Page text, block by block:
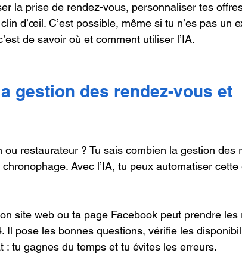
la prise de rendez-vous, personnaliser tes
d’œil. C’est possible, même si tu n’es pas un
de savoir où et comment utiliser l’IA.
gestion des rendez-vous et
ou restaurateur ? Tu sais combien la gestion
Avec l’IA, tu peux automatiser cette
site web ou ta page Facebook peut prendre
Il pose les bonnes questions, vérifie les
: tu gagnes du temps et tu évites les erreurs.